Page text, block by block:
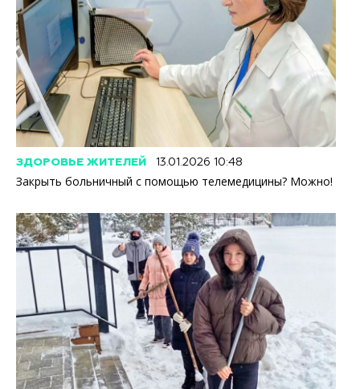
ЗДОРОВЬЕ ЖИТЕЛЕЙ 13.01.2026 10:48
Закрыть больничный с помощью телемедицины? Можно!